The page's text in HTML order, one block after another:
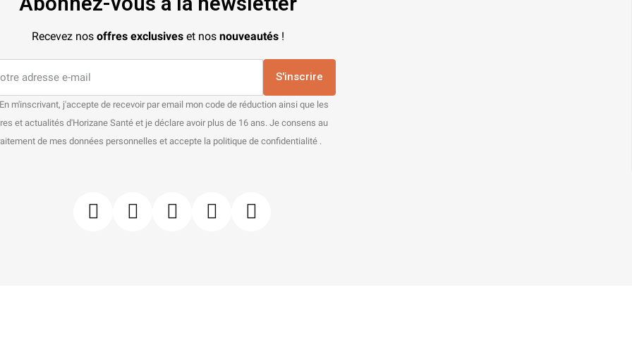
Recevez nos offres exclusives et nos nouveautés !
S'inscrire
En m'inscrivant, j'accepte de recevoir par email mon code de réduction ainsi que les
et actualités d'Horizane Santé et je déclare avoir plus de 16 ans. Je consens au
de mes données personnelles et accepte la politique de confidentialité .